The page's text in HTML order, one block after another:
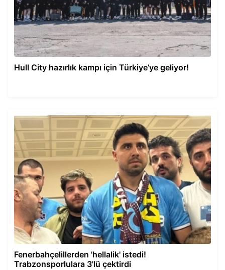
Hull City hazırlık kampı için Türkiye’ye geliyor!
Fenerbahçelillerden 'hellalik' istedi!
Trabzonsporlulara 3'lü çektirdi